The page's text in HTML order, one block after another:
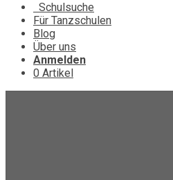
Schulsuche
Für Tanzschulen
Blog
Über uns
Anmelden
0 Artikel